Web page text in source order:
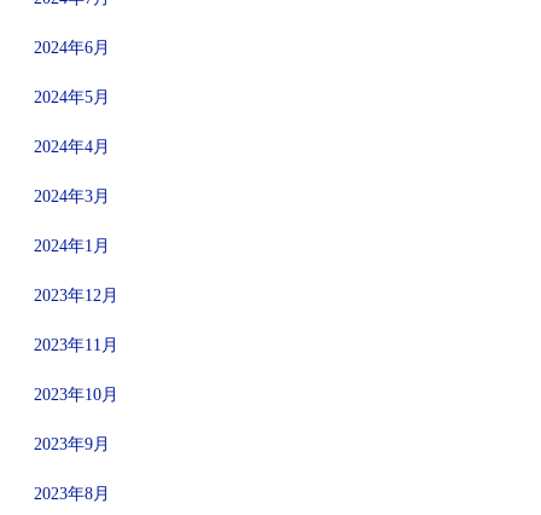
2024年6月
2024年5月
2024年4月
2024年3月
2024年1月
2023年12月
2023年11月
2023年10月
2023年9月
2023年8月